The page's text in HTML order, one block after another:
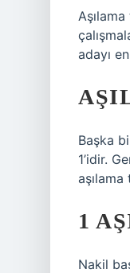
adayı
Başka
1’idir.
aşılama
1
Nakil